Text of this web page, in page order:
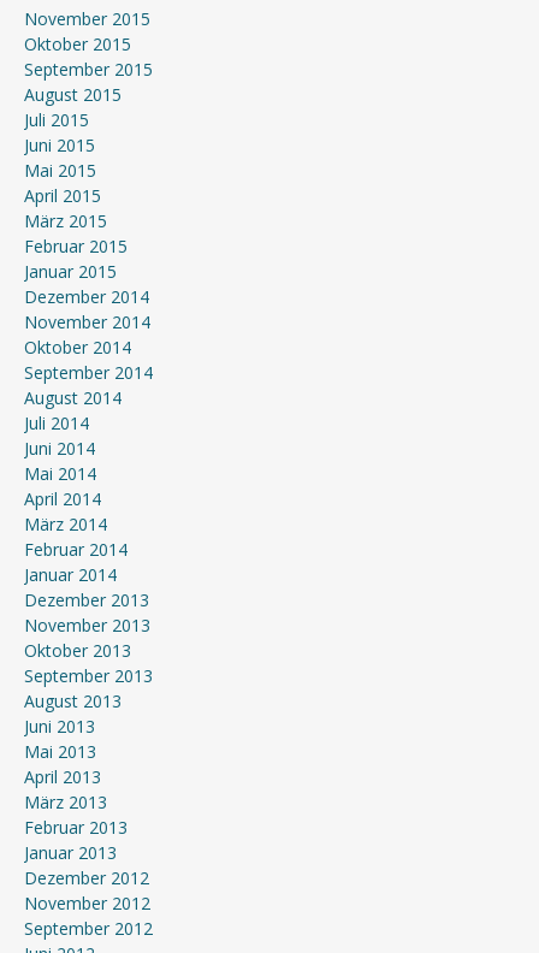
November 2015
Oktober 2015
September 2015
August 2015
Juli 2015
Juni 2015
Mai 2015
April 2015
März 2015
Februar 2015
Januar 2015
Dezember 2014
November 2014
Oktober 2014
September 2014
August 2014
Juli 2014
Juni 2014
Mai 2014
April 2014
März 2014
Februar 2014
Januar 2014
Dezember 2013
November 2013
Oktober 2013
September 2013
August 2013
Juni 2013
Mai 2013
April 2013
März 2013
Februar 2013
Januar 2013
Dezember 2012
November 2012
September 2012